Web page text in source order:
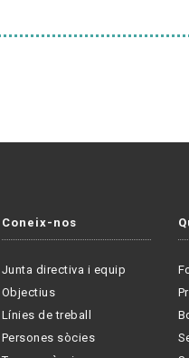
Coneix-nos
Junta directiva i equip
Objectius
Línies de treball
Persones sòcies